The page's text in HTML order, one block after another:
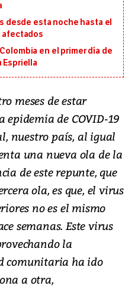
desde esta noche hasta el
afectados
en el primer día de
Espriella
meses de estar
de COVID-19
nuestro país, al igual
una nueva ola de la
de este repunte, que
ola, es que, el virus
no es el mismo
semanas. Este virus
la
comunitaria ha ido
a otra,